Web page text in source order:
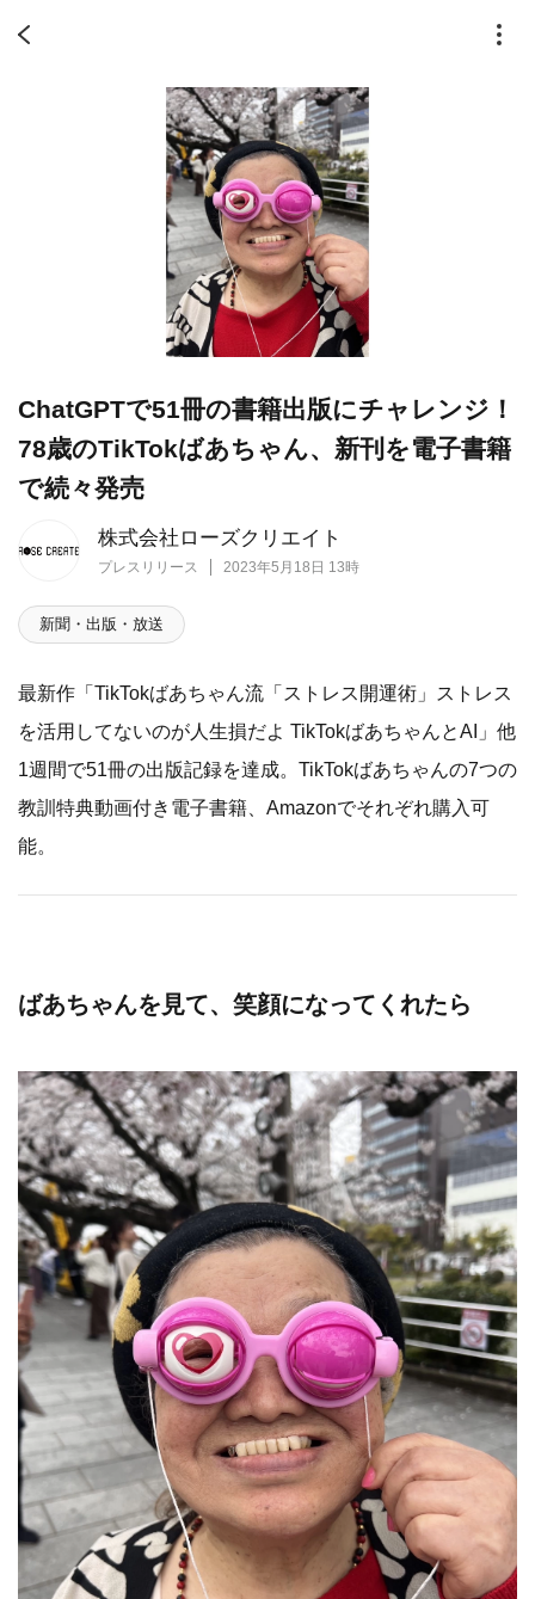
株式会社ローズクリエイト
プレスリリース 2023年5月18日 13時
ChatGPTで51冊の書籍出版にチャレンジ！
78歳のTikTokばあちゃん、新刊を電子書籍
で続々発売
新聞・出版・放送
最新作「TikTokばあちゃん流「ストレス開運術」ストレス
を活用してないのが人生損だよ TikTokばあちゃんとAI」他
1週間で51冊の出版記録を達成。TikTokばあちゃんの7つの
教訓特典動画付き電子書籍、Amazonでそれぞれ購入可
能。
ばあちゃんを見て、笑顔になってくれたら